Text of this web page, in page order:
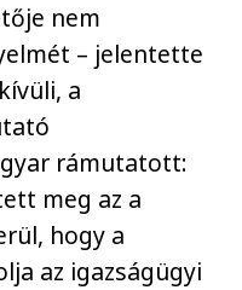
nem
– jelentette
a
rámutatott:
meg az a
hogy a
az igazságügyi